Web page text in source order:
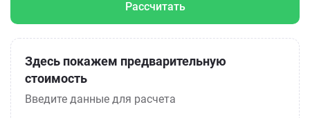
Рассчитать
Здесь покажем предварительную
стоимость
Введите данные для расчета